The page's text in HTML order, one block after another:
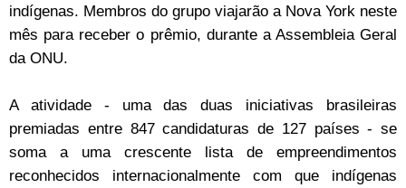
indígenas. Membros do grupo viajarão a Nova York neste
mês para receber o prêmio, durante a Assembleia Geral
da ONU.
A atividade - uma das duas iniciativas brasileiras
premiadas entre 847 candidaturas de 127 países - se
soma a uma crescente lista de empreendimentos
reconhecidos internacionalmente com que indígenas